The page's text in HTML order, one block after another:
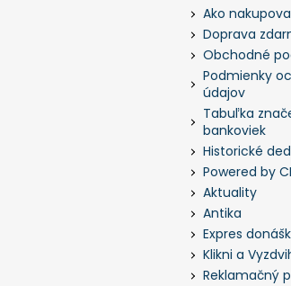
Ako
Doprava
Obchodné
Podmienky
údajov
Tabuľka
bankoviek
Historické
Powered by
Aktuality
Antika
Expres
Klikni a
Reklamačný